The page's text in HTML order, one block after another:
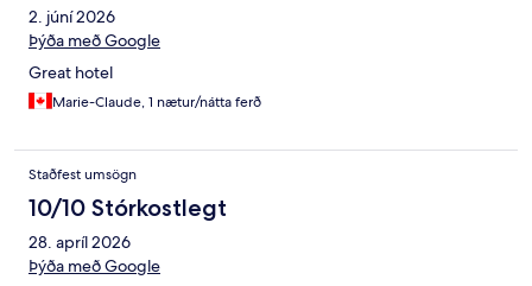
2. júní 2026
Þýða með Google
Great hotel
Marie-Claude, 1 nætur/nátta ferð
Staðfest umsögn
10/10 Stórkostlegt
28. apríl 2026
Þýða með Google